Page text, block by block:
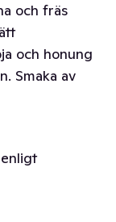
och fräs
och honung
Smaka av